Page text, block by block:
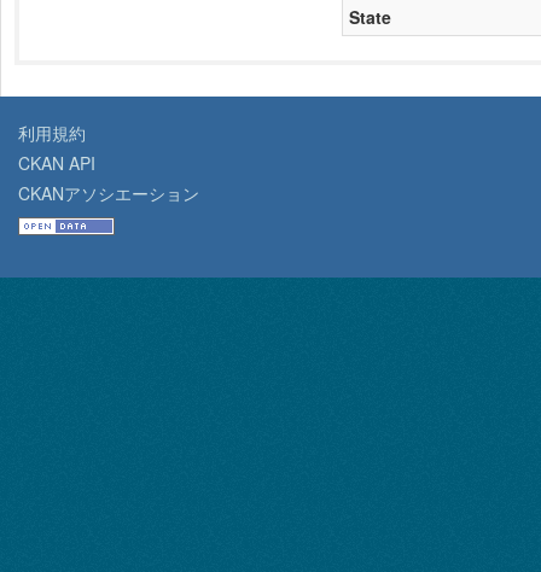
State
利用規約
CKAN API
CKANアソシエーション